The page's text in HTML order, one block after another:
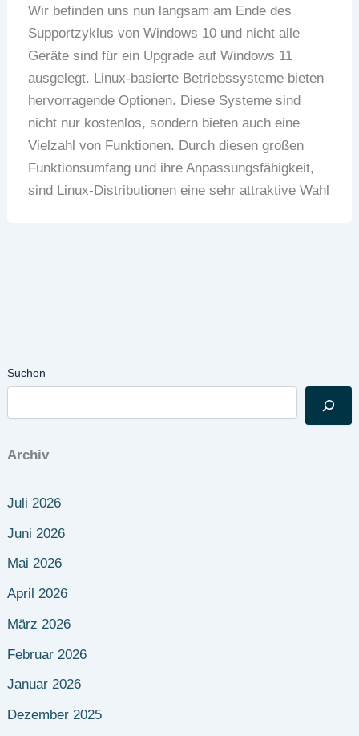
Suchen
Archiv
Juli 2026
Juni 2026
Mai 2026
April 2026
März 2026
Februar 2026
Januar 2026
Dezember 2025
Wir befinden uns nun langsam am Ende des
Supportzyklus von Windows 10 und nicht alle
Geräte sind für ein Upgrade auf Windows 11
ausgelegt. Linux-basierte Betriebssysteme bieten
hervorragende Optionen. Diese Systeme sind
nicht nur kostenlos, sondern bieten auch eine
Vielzahl von Funktionen. Durch diesen großen
Funktionsumfang und ihre Anpassungsfähigkeit,
sind Linux-Distributionen eine sehr attraktive Wahl